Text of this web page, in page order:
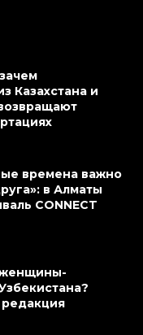
Казахстана и
времена важно
в Алматы
CONNECT
редакция